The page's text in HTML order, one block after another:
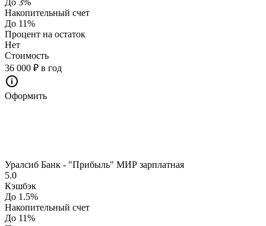
Накопительный счет
До 11%
Процент на остаток
Нет
Стоимость
36 000 ₽ в год
Оформить
Уралсиб Банк - "Прибыль" МИР зарплатная
5.0
Кэшбэк
До 1.5%
Накопительный счет
До 11%